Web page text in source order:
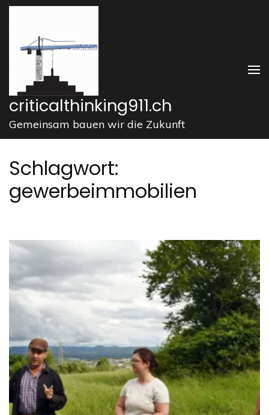
Zum
springen
drücken)
criticalthinking911.ch
Gemeinsam bauen wir die Zukunft
Schlagwort:
gewerbeimmobilien